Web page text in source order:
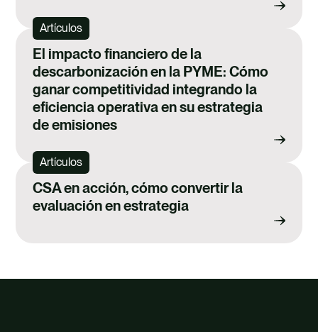
Artículos
El impacto financiero de la
descarbonización en la PYME: Cómo
ganar competitividad integrando la
eficiencia operativa en su estrategia
de emisiones
Artículos
CSA en acción, cómo convertir la
evaluación en estrategia